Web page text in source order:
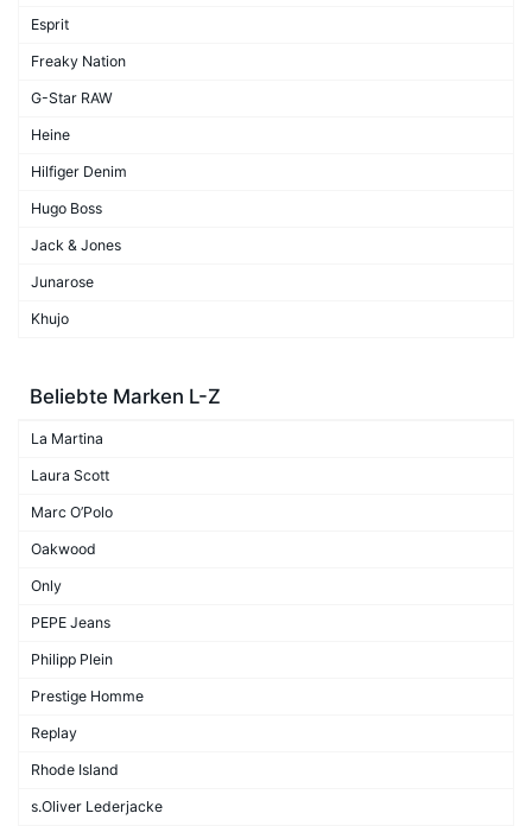
Esprit
Freaky Nation
G-Star RAW
Heine
Hilfiger Denim
Hugo Boss
Jack & Jones
Junarose
Khujo
Beliebte Marken L-Z
La Martina
Laura Scott
Marc O’Polo
Oakwood
Only
PEPE Jeans
Philipp Plein
Prestige Homme
Replay
Rhode Island
s.Oliver Lederjacke